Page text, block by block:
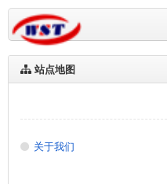
站点地图
关于我们